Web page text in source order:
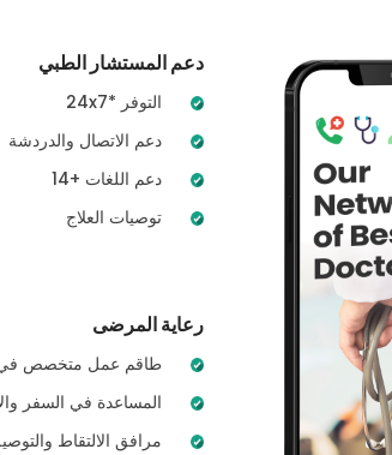
دعم المستشار الطبي
رعاية المرضى